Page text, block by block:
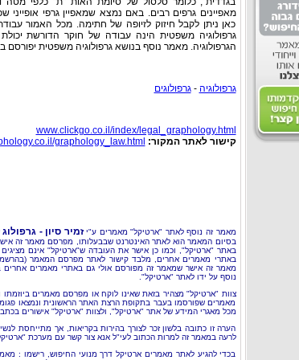
מאפיינים גרפים רבים. באם נמצא שמאפיין גרפי אופייני
כאן ניתן לקבל חיזוק לזיופה של חתימה. מכל האמור
גרפולוגיה משפטית הינה עבודה של חוקר הדורשת
הגרפולוגיה. מאמר נוסף בנושא גרפולוגיה משפטית יפורסם
גרפולוגיה -גרפולוגים
www.clickgo.co.il/index/legal_graphology.html
קישור לאתר המקור: graphology_law.html
מאמר זה נוסף לאתר "ארטיקל" מאמרים ע"יזמיר סיון - גרפולוג
בסיום המאמר הוא לאתר האינטרנט שבבעלותו, מפרסם מאמר זה
באתר "ארטיקל", וכמו כן אישר את העובדה ש"ארטיקל" אינם
באתרי מאמרים אחרים, מלבד קישור לאתר מפרסם המאמר
מאמר זה אישר שמאמר זה מפורסם אולי גם באתרי מאמרים
נוסף על ידו לאתר "ארטיקל".
צוות "ארטיקל" מצהיר בזאת שאינו לוקח או מפרסם מאמרים ביוזמתו
מאמרים שפורסמו בעבר בתקופת הרצת האתר הראשונית ונמצאו
מכל מאגרי המידע של אתר "ארטיקל", ולצוות "ארטיקל" אישורים בכתב
הערה זו כתובה בלשון זכר לצורך בהירות בקריאות, אך מתייחסת
לרעה במאמר זה למרות הכתוב לעי"ל אנא צור קשר עם מערכת "ארטיקל" בפקס
בכדי להגיע לאתר מאמרים ארטיקל דרך מנועי החיפוש, רישמו :